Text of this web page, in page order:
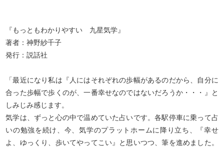
『もっともわかりやすい 九星気学』
著者：神野紗千子
発行：説話社
「最近になり私は『人にはそれぞれの歩幅があるのだから、自分に
合った歩幅で歩くのが、一番幸せなのではないだろうか・・・』と
しみじみ感じます。
気学は、ずっと心の中で温めていた占いです。各駅停車に乗って占
いの勉強を続け、今、気学のプラットホームに降り立ち、『幸せ
よ、ゆっくり、歩いてやってこい』と思いつつ、筆を進めました。